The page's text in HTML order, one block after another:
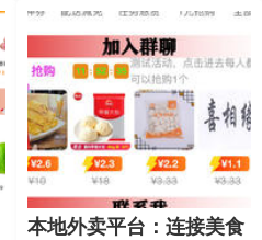
本地外卖平台：连接美食